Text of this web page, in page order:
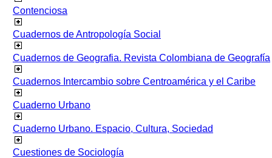
Contenciosa
Cuadernos de Antropología Social
Cuadernos de Geografia. Revista Colombiana de Geografía
Cuadernos Intercambio sobre Centroamérica y el Caribe
Cuaderno Urbano
Cuaderno Urbano. Espacio, Cultura, Sociedad
Cuestiones de Sociología